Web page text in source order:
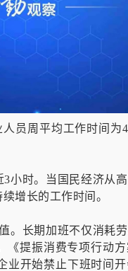
员周平均工作时间为
小时。当国民经济从
增长的工作时间。
。长期加班不仅消耗
《提振消费专项行动
开始禁止下班时间